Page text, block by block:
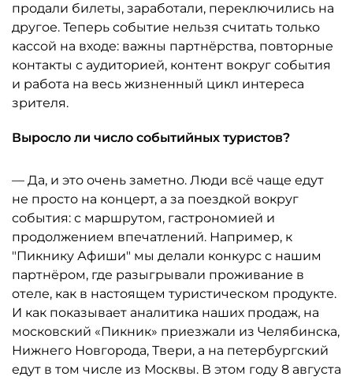
продали билеты, заработали, переключились на
другое. Теперь событие нельзя считать только
кассой на входе: важны партнёрства, повторные
контакты с аудиторией, контент вокруг события
и работа на весь жизненный цикл интереса
зрителя.
Выросло ли число событийных туристов?
— Да, и это очень заметно. Люди всё чаще едут
не просто на концерт, а за поездкой вокруг
события: с маршрутом, гастрономией и
продолжением впечатлений. Например, к
"Пикнику Афиши" мы делали конкурс с нашим
партнёром, где разыгрывали проживание в
отеле, как в настоящем туристическом продукте.
И как показывает аналитика наших продаж, на
московский «Пикник» приезжали из Челябинска,
Нижнего Новгорода, Твери, а на петербургский
едут в том числе из Москвы. В этом году 8 августа